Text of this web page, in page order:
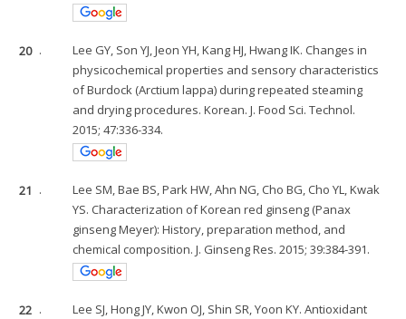
20 .
Lee GY, Son YJ, Jeon YH, Kang HJ, Hwang IK. Changes in
physicochemical properties and sensory characteristics
of Burdock (Arctium lappa) during repeated steaming
and drying procedures. Korean. J. Food Sci. Technol.
2015; 47:336-334.
21 .
Lee SM, Bae BS, Park HW, Ahn NG, Cho BG, Cho YL, Kwak
YS. Characterization of Korean red ginseng (Panax
ginseng Meyer): History, preparation method, and
chemical composition. J. Ginseng Res. 2015; 39:384-391.
22 .
Lee SJ, Hong JY, Kwon OJ, Shin SR, Yoon KY. Antioxidant